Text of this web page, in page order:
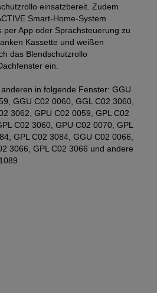
einsatzbereit. Zudem
Smart-Home-System
per App oder Sprachsteuerung zu
Kassette und weißen
das Blendschutzrollo
ein.
in folgende Fenster: GGU
GGU C02 0060, GGL C02 3060,
3062, GPU C02 0059, GPL C02
C02 3060, GPU C02 0070, GPL
GPL C02 3084, GGU C02 0066,
3066, GPL C02 3066 und andere